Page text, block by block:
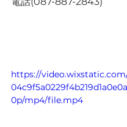
https://video.wixstatic.com/
0p/mp4/file.mp4